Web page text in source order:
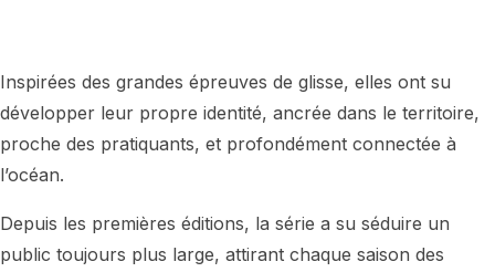
Inspirées des grandes épreuves de glisse, elles ont su
développer leur propre identité, ancrée dans le territoire,
proche des pratiquants, et profondément connectée à
l’océan.
Depuis les premières éditions, la série a su séduire un
public toujours plus large, attirant chaque saison des